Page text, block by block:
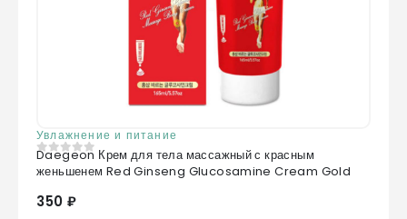
Увлажнение и питание
0 из 5
Daegeon Крем для тела массажный с красным
женьшенем Red Ginseng Glucosamine Cream Gold
350 ₽